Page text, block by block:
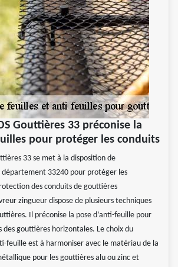
Gouttières 33 préconise la
pour protéger les conduits
33 se met à la disposition de
département 33240 pour protéger les
des conduits de gouttières
zingueur dispose de plusieurs techniques
Il préconise la pose d’anti-feuille pour
des gouttières horizontales. Le choix du
feuille est à harmoniser avec le matériau de la
pour les gouttières alu ou zinc et